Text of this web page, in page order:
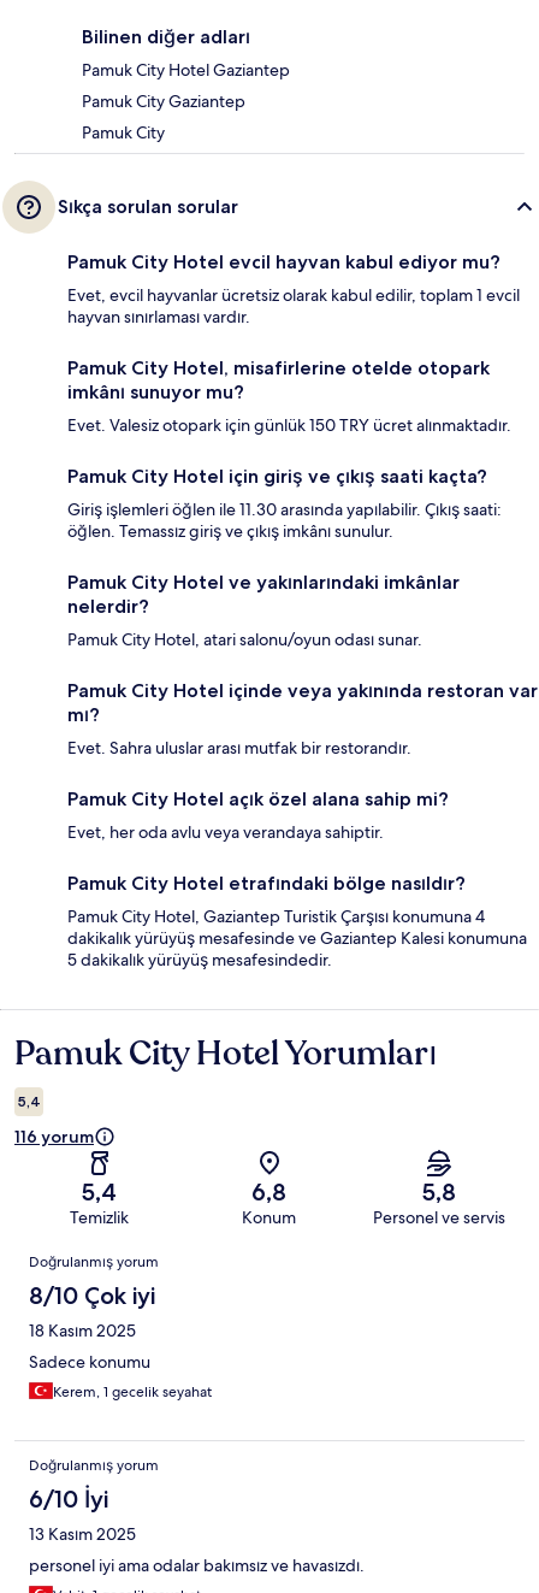
Bilinen diğer adları
Pamuk City Hotel Gaziantep
Pamuk City Gaziantep
Pamuk City
Sıkça sorulan sorular
Pamuk City Hotel evcil hayvan kabul ediyor mu?
Evet, evcil hayvanlar ücretsiz olarak kabul edilir, toplam 1 evcil
hayvan sınırlaması vardır.
Pamuk City Hotel, misafirlerine otelde otopark
imkânı sunuyor mu?
Evet. Valesiz otopark için günlük 150 TRY ücret alınmaktadır.
Pamuk City Hotel için giriş ve çıkış saati kaçta?
Giriş işlemleri öğlen ile 11.30 arasında yapılabilir. Çıkış saati:
öğlen. Temassız giriş ve çıkış imkânı sunulur.
Pamuk City Hotel ve yakınlarındaki imkânlar
nelerdir?
Pamuk City Hotel, atari salonu/oyun odası sunar.
Pamuk City Hotel içinde veya yakınında restoran var
mı?
Evet. Sahra uluslar arası mutfak bir restorandır.
Pamuk City Hotel açık özel alana sahip mi?
Evet, her oda avlu veya verandaya sahiptir.
Pamuk City Hotel etrafındaki bölge nasıldır?
Pamuk City Hotel, Gaziantep Turistik Çarşısı konumuna 4
dakikalık yürüyüş mesafesinde ve Gaziantep Kalesi konumuna
5 dakikalık yürüyüş mesafesindedir.
Yorumlar
Pamuk City Hotel Yorumları
5,4
116 yorum
5,4
Temizlik
6,8
Konum
5,8
Personel ve servis
Yorumlar
Doğrulanmış yorum
8/10 Çok iyi
18 Kasım 2025
Sadece konumu
Kerem, 1 gecelik seyahat
Doğrulanmış yorum
6/10 İyi
13 Kasım 2025
personel iyi ama odalar bakımsız ve havasızdı.